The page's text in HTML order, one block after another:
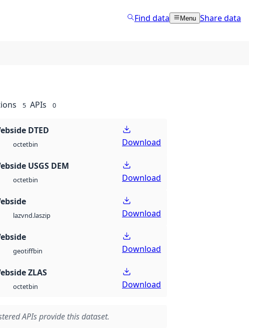
Find data Menu Share data
5 APIs 0
DTED
octetbin Download
USGS DEM
octetbin Download
lazvnd.laszip Download
geotiffbin Download
ZLAS
octetbin Download
APIs provide this dataset.